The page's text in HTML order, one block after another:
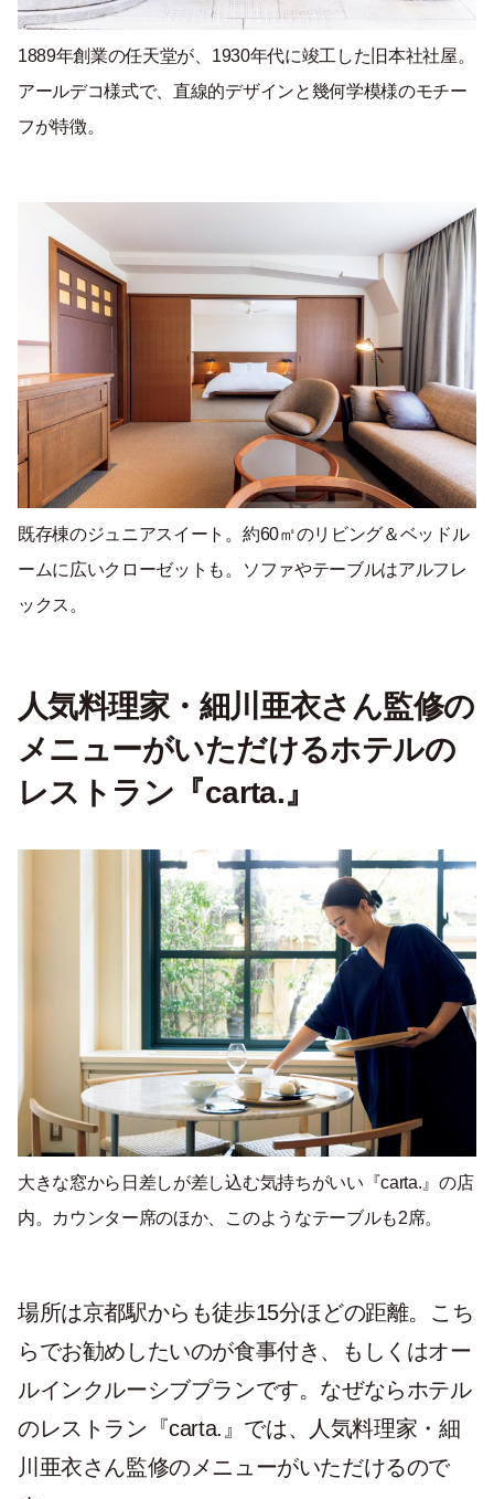
1889年創業の任天堂が、1930年代に竣工した旧本社社屋。
アールデコ様式で、直線的デザインと幾何学模様のモチー
フが特徴。
既存棟のジュニアスイート。約60㎡のリビング＆ベッドル
ームに広いクローゼットも。ソファやテーブルはアルフレ
ックス。
人気料理家・細川亜衣さん監修の
メニューがいただけるホテルの
レストラン『carta.』
大きな窓から日差しが差し込む気持ちがいい『carta.』の店
内。カウンター席のほか、このようなテーブルも2席。
場所は京都駅からも徒歩15分ほどの距離。こち
らでお勧めしたいのが食事付き、もしくはオー
ルインクルーシブプランです。なぜならホテル
のレストラン『carta.』では、人気料理家・細
川亜衣さん監修のメニューがいただけるので